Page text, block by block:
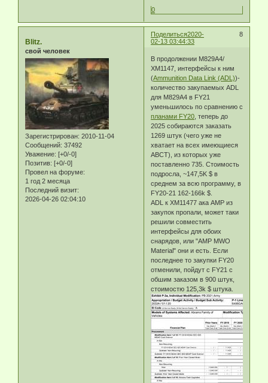
0
Поделиться 8
2020-
02-13 03:44:33
Blitz.
свой человек
Зарегистрирован: 2010-11-04
Сообщений: 37492
Уважение: [+0/-0]
Позитив: [+0/-0]
Провел на форуме:
1 год 2 месяца
Последний визит:
2026-04-26 02:04:10
В продолжении М829А4/
ХМ1147, интерфейсы к ним
(Ammunition Data Link (ADL))-
количество закупаемых ADL
для М829А4 в FY21
уменьшилось по сравнению с
планами FY20, теперь до
2025 собираются заказать
1269 штук (чего уже не
хватает на всех имеющиеся
ABCT), из которых уже
поставленно 735. Стоимость
подросла, ~147,5K $ в
среднем за всю программу, в
FY20-21 162-166k $.
ADL к ХМ11477 ака АМР из
закупок пропали, может таки
решили совместить
интерфейсы для обоих
снарядов, или "AMP MWO
Material" они и есть. Если
последнее то закупки FY20
отменили, пойдут с FY21 с
обшим заказом в 900 штук,
стоимостю 125,3k $ штука.